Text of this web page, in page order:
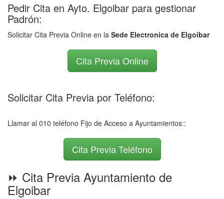
Pedir Cita en Ayto. Elgoibar para gestionar
Padrón:
Solicitar Cita Previa Online en la Sede Electronica de Elgoibar
Cita Previa Online
Solicitar Cita Previa por Teléfono:
Llamar al 010 teléfono Fijo de Acceso a Ayuntamientos::
Cita Previa Teléfono
⏩ Cita Previa Ayuntamiento de
Elgoibar